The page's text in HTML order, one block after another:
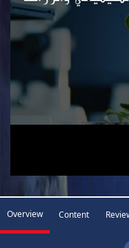
Overview Content